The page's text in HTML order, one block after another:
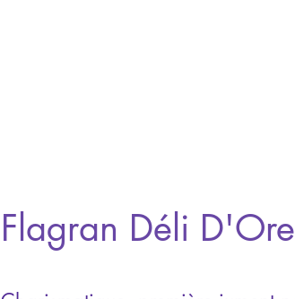
Flagran Déli